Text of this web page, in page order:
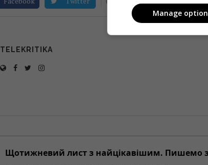
TELEKRITIKA
Щотижневий лист з найцікавішим. Пишемо
Manage